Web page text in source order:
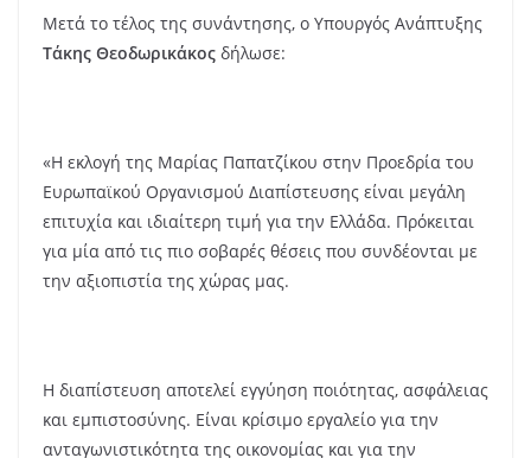
Μετά το τέλος της συνάντησης, ο Υπουργός Ανάπτυξης
Τάκης Θεοδωρικάκος δήλωσε:
«Η εκλογή της Μαρίας Παπατζίκου στην Προεδρία του
Ευρωπαϊκού Οργανισμού Διαπίστευσης είναι μεγάλη
επιτυχία και ιδιαίτερη τιμή για την Ελλάδα. Πρόκειται
για μία από τις πιο σοβαρές θέσεις που συνδέονται με
την αξιοπιστία της χώρας μας.
Η διαπίστευση αποτελεί εγγύηση ποιότητας, ασφάλειας
και εμπιστοσύνης. Είναι κρίσιμο εργαλείο για την
ανταγωνιστικότητα της οικονομίας και για την